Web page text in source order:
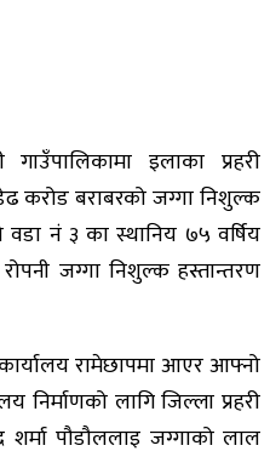
इलाका प्रहरी
करोड बराबरको जग्गा निशुल्क
नं ३ का स्थानिय ७५ वर्षिय
जग्गा निशुल्क हस्तान्तरण
रामेछापमा आएर आफ्नो
निर्माणको लागि जिल्ला प्रहरी
शर्मा पौडौललाइ जग्गाको लाल